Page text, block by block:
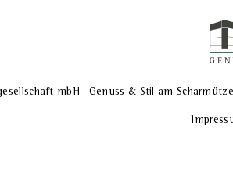
mbH · Genuss & Stil am